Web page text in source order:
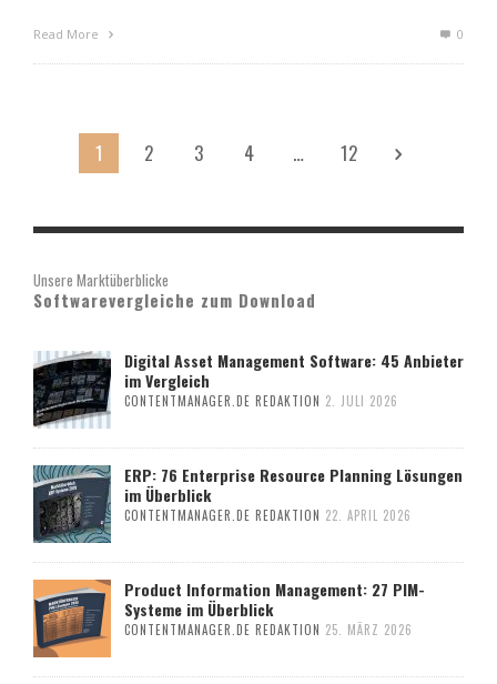
Read More 0
1 2 3 4 … 12
Unsere Marktüberblicke
Softwarevergleiche zum Download
Digital Asset Management Software: 45 Anbieter
im Vergleich
CONTENTMANAGER.DE REDAKTION 2. JULI 2026
ERP: 76 Enterprise Resource Planning Lösungen
im Überblick
CONTENTMANAGER.DE REDAKTION 22. APRIL 2026
Product Information Management: 27 PIM-
Systeme im Überblick
CONTENTMANAGER.DE REDAKTION 25. MÄRZ 2026